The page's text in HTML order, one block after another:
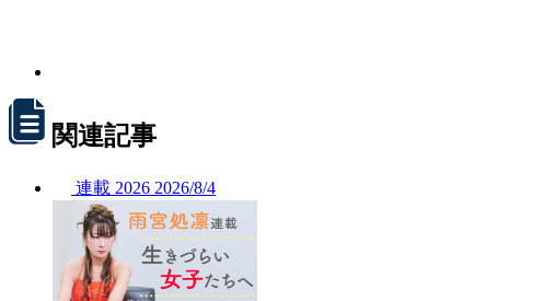
関連記事
連載 2026 2026/8/4